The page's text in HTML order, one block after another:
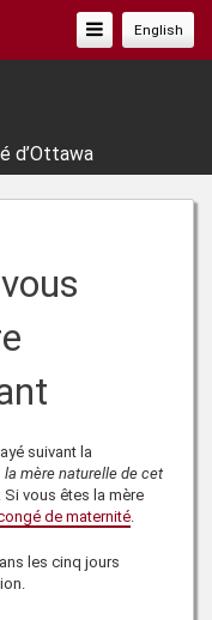
English
Basculer
La
d’Ottawa
suivant la
la mère naturelle de cet
Si vous êtes la mère
de maternité.
les cinq jours